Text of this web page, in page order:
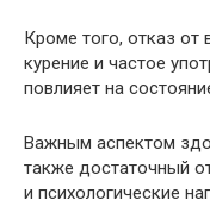
Кроме того, отказ от
курение и частое
повлияет на
Важным аспектом
также достаточный
и психологические